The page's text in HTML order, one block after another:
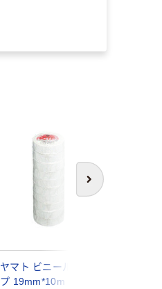
次へ
ヤマト ビニールテー
プ 19mm*10m 白 10